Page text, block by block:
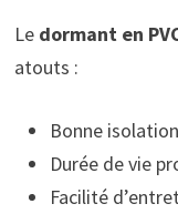
Le dormant en
atouts :
Bonne
Durée de vie
Facilité